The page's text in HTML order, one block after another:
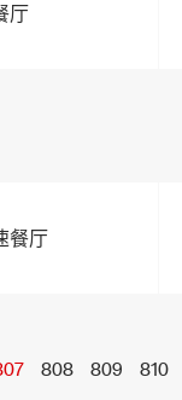
厅
餐厅
808 809 810